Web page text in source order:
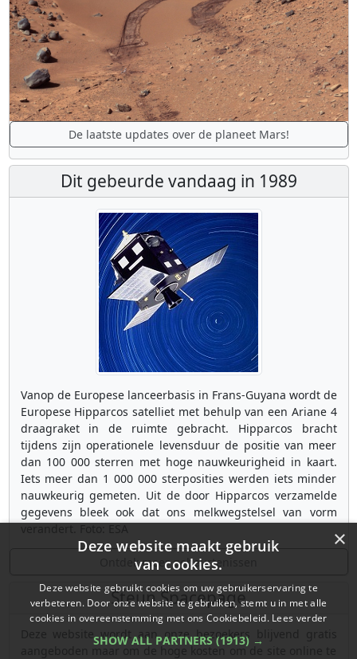
De laatste updates over de planeet Mars!
Dit gebeurde vandaag in 1989
Vanop de Europese lanceerbasis in Frans-Guyana wordt de
Europese Hipparcos satelliet met behulp van een Ariane 4
draagraket in de ruimte gebracht. Hipparcos bracht
tijdens zijn operationele levensduur de positie van meer
dan 100 000 sterren met hoge nauwkeurigheid in kaart.
Iets meer dan 1 000 000 sterposities werden iets minder
nauwkeurig gemeten. Uit de door Hipparcos verzamelde
gegevens bleek ook dat ons melkwegstelsel van vorm
Ontdek meer gebeurtenissen
Steun Spacepage
Deze website wordt aan onze bezoekers blijvend gratis
aangeboden maar om de hoge kosten om de site online te
×
Deze website maakt gebruik
van cookies.
Deze website gebruikt cookies om uw gebruikerservaring te
verbeteren. Door onze website te gebruiken, stemt u in met alle
cookies in overeenstemming met ons Cookiebeleid. Lees verder
SHOW ALL PARTNERS (1913) →